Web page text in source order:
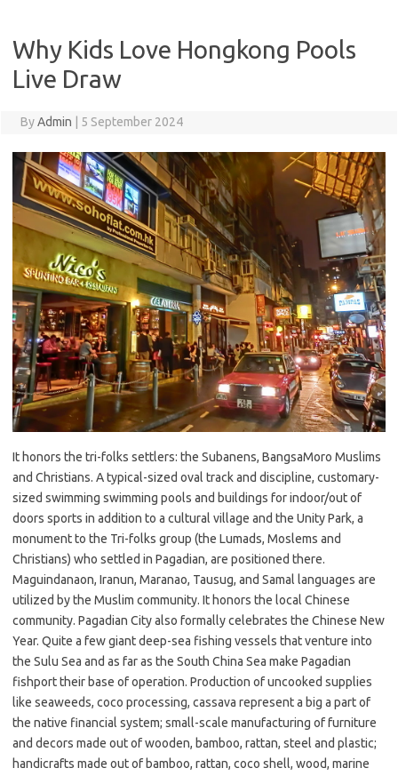
Why Kids Love Hongkong Pools
Live Draw
ByAdmin 5 September 2024
It honors the tri-folks settlers: the Subanens, BangsaMoro Muslims
and Christians. A typical-sized oval track and discipline, customary-
sized swimming swimming pools and buildings for indoor/out of
doors sports in addition to a cultural village and the Unity Park, a
monument to the Tri-folks group (the Lumads, Moslems and
Christians) who settled in Pagadian, are positioned there.
Maguindanaon, Iranun, Maranao, Tausug, and Samal languages are
utilized by the Muslim community. It honors the local Chinese
community. Pagadian City also formally celebrates the Chinese New
Year. Quite a few giant deep-sea fishing vessels that venture into
the Sulu Sea and as far as the South China Sea make Pagadian
fishport their base of operation. Production of uncooked supplies
like seaweeds, coco processing, cassava represent a big a part of
the native financial system; small-scale manufacturing of furniture
and decors made out of wooden, bamboo, rattan, steel and plastic;
handicrafts made out of bamboo, rattan, coco shell, wood, marine